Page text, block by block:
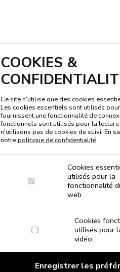
COOKIES &
Ce site n'utilise que des cookies
Les cookies essentiels sont utilisés
fournissent une fonctionnalité de
fonctionnels sont utilisés pour la
n'utilisons pas de cookies de suivi. En
notrepolitique de confidentialité.
Cookies
utilisés pour la
fonctionnalité
web
Cookies
utilisés pour
vidéo
Enregistrer les
LISEZ